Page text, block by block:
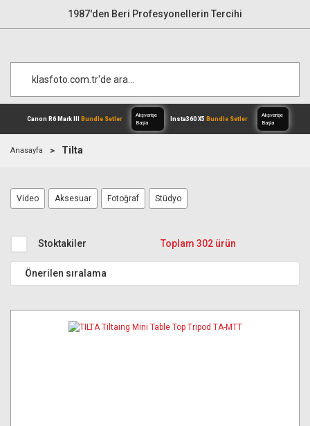
1987'den Beri Profesyonellerin Tercihi
Canon R6 Mark IIIBundle Setler
Anasayfa Tilta
Video Aksesuar Fotoğraf Stüdyo
Stoktakiler Toplam 302 ürün